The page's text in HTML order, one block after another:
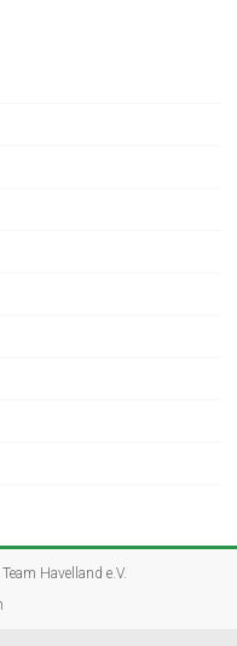
Havelland e.V.